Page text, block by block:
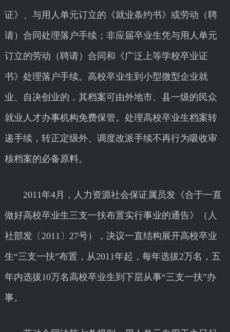
证》、与用人单元订立的《就业条约书》或劳动（聘
请）合同处理落户手续；非应届卒业生凭与用人单元
订立的劳动（聘请）合同和《广泛上等学校卒业证
书》处理落户手续。高校卒业生到小型微型企业就
业、自决创业的，其档案可由外地市、县一级的民众
就业人才办事机构免费保管。处理高校卒业生档案转
递手续，转正定级外、调度改派手续不再行为吸收审
核档案的必备原料。
2011年4月，人力资源社会保证属员发《合于一直
做好高校卒业生三支一扶布置实行事业的通告》（人
社部发〔2011〕27号），决议一直结构展开高校卒业
生“三支一扶”布置，从2011年起，每年选拔2万名，五
年内选拔10万名高校卒业生到下层从事“三支一扶”办
事。